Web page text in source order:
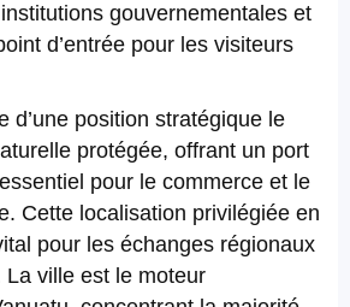
gouvernementales et
d’entrée pour les visiteurs
d’une position stratégique le
protégée, offrant un port
pour le commerce et le
Cette localisation privilégiée en
pour les échanges régionaux
ville est le moteur